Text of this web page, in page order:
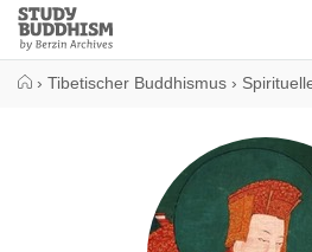
Close
Study
Buddhism
› Tibetischer Buddhismus ›